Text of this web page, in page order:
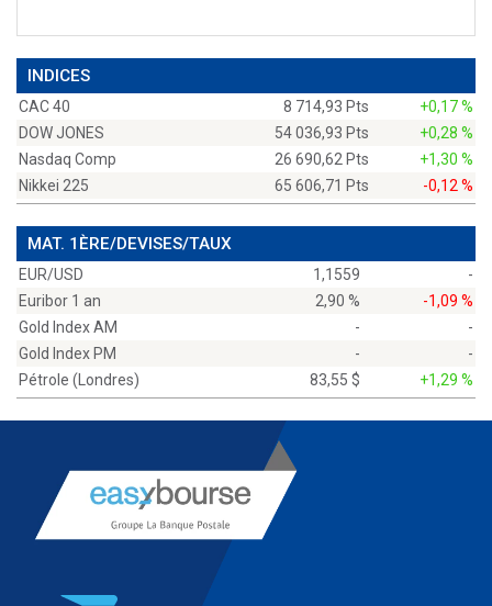
INDICES
CAC 40 8 714,93 Pts
+0,17 %
DOW JONES
54 036,93 Pts
+0,28 %
Nasdaq Comp
26 690,62 Pts
+1,30 %
Nikkei 225
65 606,71 Pts -0,12 %
MAT. 1ÈRE/DEVISES/TAUX
EUR/USD 1,1559
-
Euribor 1 an
2,90 %
-1,09 %
Gold Index AM
-
-
Gold Index PM
-
-
Pétrole (Londres)
83,55 $ +1,29 %